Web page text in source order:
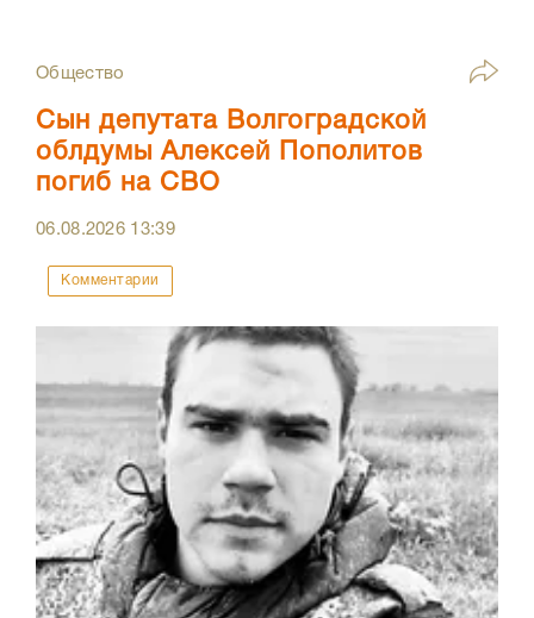
Общество
Сын депутата Волгоградской
облдумы Алексей Пополитов
погиб на СВО
06.08.2026 13:39
Комментарии